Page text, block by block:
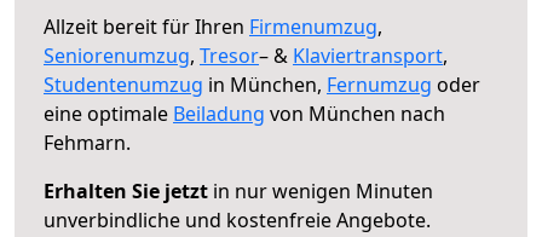
Allzeit bereit für Ihren Firmenumzug,
Seniorenumzug, Tresor– & Klaviertransport,
Studentenumzug in München, Fernumzug oder
eine optimale Beiladung von München nach
Fehmarn.
Erhalten Sie jetzt in nur wenigen Minuten
unverbindliche und kostenfreie Angebote.